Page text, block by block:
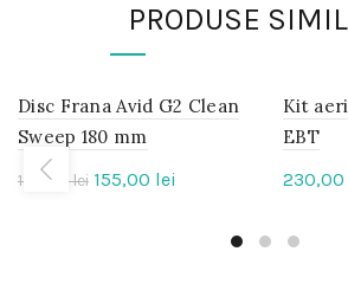
PRODUSE
-14%
IN
STOC
Disc Frana Avid G2 Clean
Sweep 180 mm
180,00lei Prețul
155,00 lei
IN
STOC
Kit
EBT
230,00